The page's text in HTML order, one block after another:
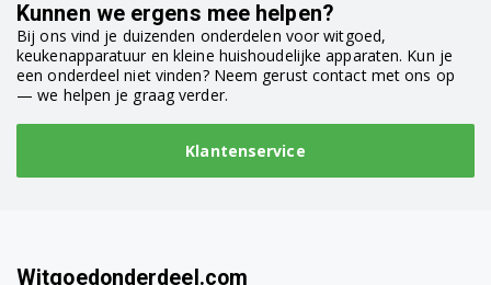
Kunnen we ergens mee helpen?
Bij ons vind je duizenden onderdelen voor witgoed,
keukenapparatuur en kleine huishoudelijke apparaten. Kun je
een onderdeel niet vinden? Neem gerust contact met ons op
— we helpen je graag verder.
Klantenservice
Witgoedonderdeel.com